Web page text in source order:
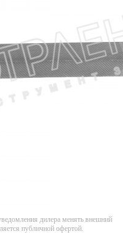
дилера менять внешний
публичной офертой.